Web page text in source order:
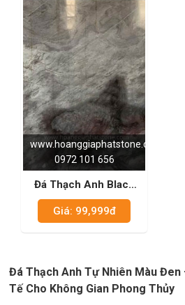
www.hoanggiaphatstone.com
0972 101 656
Đá Thạch Anh Black
Java
Giá: 99,999đ
Đá Thạch Anh Tự Nhiên Màu Đen
Tế Cho Không Gian Phong Thủy